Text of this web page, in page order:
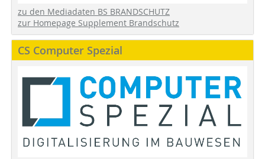
zu den Mediadaten BS BRANDSCHUTZ
zur Homepage Supplement Brandschutz
CS Computer Spezial